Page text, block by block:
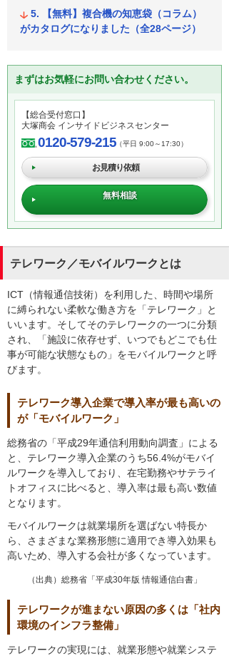
【無料】複合機の知恵袋（コラム）
がカタログになりました（全28ページ）
まずはお気軽にお問い合わせください。
【総合受付窓口】
大塚商会 インサイドビジネスセンター
0120-579-215（平日 9:00～17:30）
お見積り依頼
無料相談
テレワーク／モバイルワークとは
ICT（情報通信技術）を利用した、時間や場所
に縛られない柔軟な働き方を「テレワーク」と
いいます。そしてそのテレワークの一つに分類
され、「施設に依存せず、いつでもどこでも仕
事が可能な状態なもの」をモバイルワークと呼
びます。
テレワーク導入企業で導入率が最も高いの
が「モバイルワーク」
総務省の「平成29年通信利用動向調査」による
と、テレワーク導入企業のうち56.4%がモバイ
ルワークを導入しており、在宅勤務やサテライ
トオフィスに比べると、導入率は最も高い数値
となります。
モバイルワークは就業場所を選ばない特長か
ら、さまざまな業務形態に適用でき導入効果も
高いため、導入する会社が多くなっています。
（出典）総務省「平成30年版 情報通信白書」
テレワークが進まない原因の多くは「社内
環境のインフラ整備」
テレワークの実現には、就業形態や就業システ